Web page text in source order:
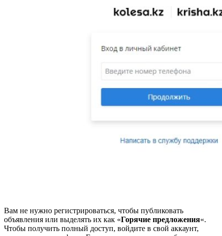
Вам не нужно регистрироваться, чтобы публиковать
объявления или выделять их как «Горячие предложения«.
Чтобы получить полный доступ, войдите в свой аккаунт,